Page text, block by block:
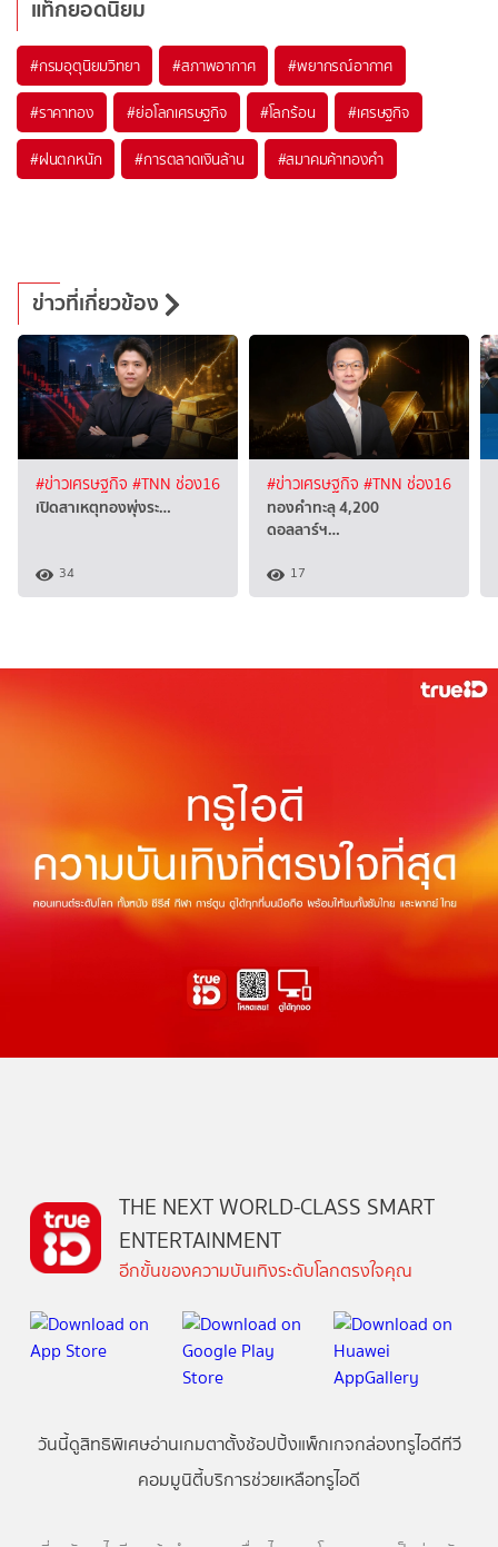
แท็กยอดนิยม
#กรมอุตุนิยมวิทยา #สภาพอากาศ #พยากรณ์อากาศ
#ราคาทอง #ย่อโลกเศรษฐกิจ #โลกร้อน #เศรษฐกิจ
#ฝนตกหนัก #การตลาดเงินล้าน #สมาคมค้าทองคำ
ข่าวที่เกี่ยวข้อง
#ข่าวเศรษฐกิจ #TNN ช่อง16
เปิดสาเหตุทองพุ่งระ…
34
#ข่าวเศรษฐกิจ #TNN ช่อง16
ทองคำทะลุ 4,200
ดอลลาร์ฯ…
17
THE NEXT WORLD-CLASS SMART
ENTERTAINMENT
อีกขั้นของความบันเทิงระดับโลกตรงใจคุณ
วันนี้ดูสิทธิพิเศษอ่านเกมตาตั้งช้อปปิ้งแพ็กเกจกล่องทรูไอดีทีวี
คอมมูนิตี้บริการช่วยเหลือทรูไอดี